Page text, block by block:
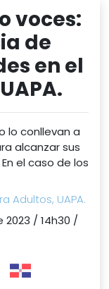
voces:
de
en el
lo conllevan a
alcanzar sus
el caso de los
Adultos, UAPA.
/ 14h30 /